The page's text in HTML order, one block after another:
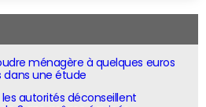
ménagère à quelques euros
dans une étude
les autorités déconseillent